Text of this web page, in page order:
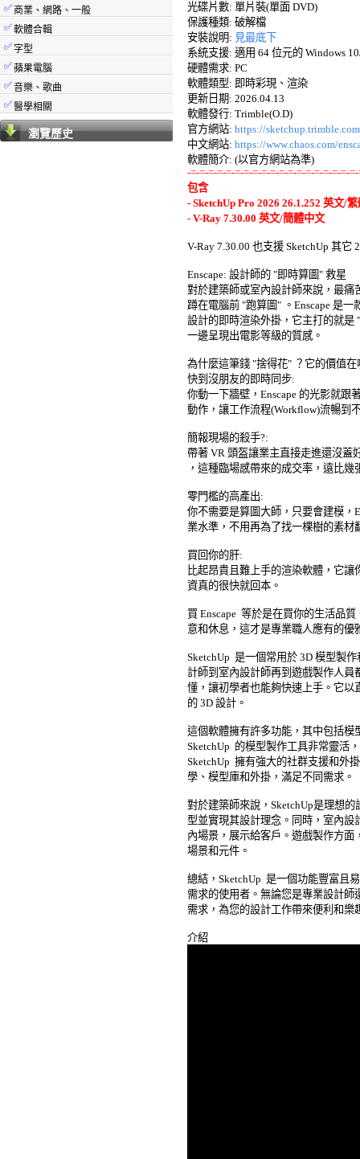
✅ 商業、網路、一般
✅軟體合輯
✅字型
✅蘋果電腦
✅音樂、歌曲
✅醫學相關
瀏覽歷史
光碟片數: 單片裝(單面 DVD)
保護種類: 破解檔
安裝說明: 見最底下
系統支援: 適用 64 位元的 Windows
硬體需求: PC
軟體類型: 即時彩現、渲染
更新日期: 2026.04.13
軟體發行: Trimble(O.D)
官方網站: https://
中文網站: https://www.chaos.com/
-=-=-=-=-=-=-=-=-=-=-=-=-=-=-=-=-=-=-
包含
- SketchUp Pro 2026 26.1.252 英文/
- V-Ray 7.30.00 英文/簡體中文
V-Ray 7.30.00 也支援 SketchUp 其它
Enscape: 設計師的 "即時算圖" 救星
對於建築師或室內設計師來說，最
蹲在電腦前 "跑算圖" 。Enscape 是
設計的即時渲染外掛，它主打的就
一邊呈現出電影等級的質感。
為什麼這筆錢 "捨得花" ？它的價值
快到沒朋友的即時同步:
你動一下牆壁，Enscape 的光影就
動作，讓工作流程(Workflow)流暢到
簡報現場的殺手?:
帶著 VR 頭盔讓業主直接走進還沒
，這種臨場感帶來的成交率，遠比
零門檻的高產出:
你不需要是算圖大師，只要會建模，
業水準，不用再為了找一棵樹的素材
買回你的肝:
比起昂貴且難上手的渲染軟體，它
資真的很快就回本。
買 Enscape  等於是在買你的生活品
意和休息，這才是專業職人應有的優
SketchUp  是一個常用於 3D 模型製
計師到室內設計師再到遊戲製作人員
懂，讓初學者也能夠快速上手。它
的 3D 設計。
這個軟體擁有許多功能，其中包括
SketchUp  的模型製作工具非常靈活
SketchUp  擁有強大的社群支援和外
學、模型庫和外掛，滿足不同需求。
對於建築師來說，SketchUp是理想
型並實現其設計理念。同時，室內設
內場景，展示給客戶。遊戲製作方
場景和元件。
總結，SketchUp  是一個功能豐富且
需求的使用者。無論您是專業設計師
需求，為您的設計工作帶來便利和樂